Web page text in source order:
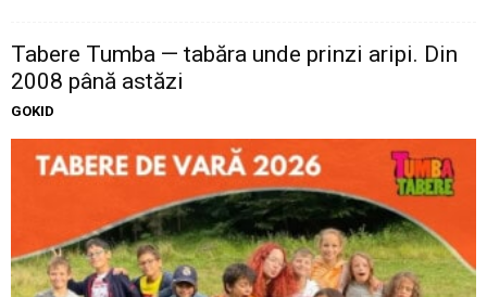
Tabere Tumba — tabăra unde prinzi aripi. Din
2008 până astăzi
GOKID